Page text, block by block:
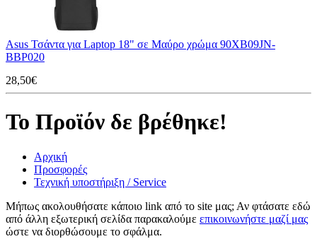
Asus Τσάντα για Laptop 18" σε Μαύρο χρώμα 90XB09JN-
BBP020
28,50€
Το Προϊόν δε βρέθηκε!
Αρχική
Προσφορές
Τεχνική υποστήριξη / Service
Μήπως ακολουθήσατε κάποιο link από το site μας; Αν φτάσατε εδώ
από άλλη εξωτερική σελίδα παρακαλούμε επικοινωνήστε μαζί μας
ώστε να διορθώσουμε το σφάλμα.